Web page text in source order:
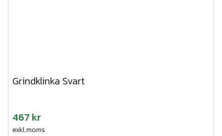
Grindklinka Svart
467 kr
exkl.moms